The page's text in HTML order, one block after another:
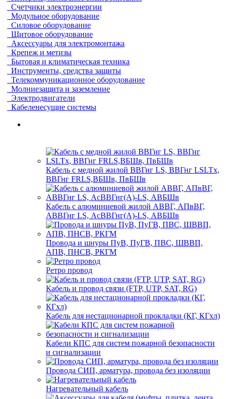
Счетчики электроэнергии
Модульное оборудование
Силовое оборудование
Щитовое оборудование
Аксессуары для электромонтажа
Крепеж и метизы
Бытовая и климатическая техника
Инструменты, средства защиты
Телекоммуникационное оборудование
Молниезащита и заземление
Электродвигатели
Кабеленесущие системы
Кабель с медной жилой ВВГнг LS, ВВГнг LSLTx,
ВВГнг FRLS,ВБШв, ПвБШв
Кабель с алюминиевой жилой АВВГ, АПвВГ,
АВВГнг LS, АсВВГнг(А)-LS, АВБШв
Провода и шнуры ПуВ, ПуГВ, ПВС, ШВВП,
АПВ, ПНСВ, РКГМ
Ретро провод
Кабель и провод связи (FTP, UTP, SAT, RG)
Кабель для нестационарной прокладки (КГ, КГхл)
Кабели КПС для систем пожарной безопасности
и сигнализации
Провода СИП, арматура, провода без изоляции
Нагревательный кабель